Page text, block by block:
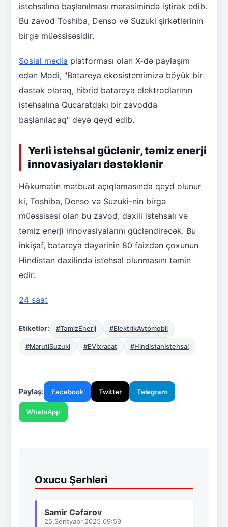
istehsalına başlanılması mərasimində iştirak edib.
Bu zavod Toshiba, Denso və Suzuki şirkətlərinin
birgə müəssisəsidir.
Sosial media platforması olan X-də paylaşım
edən Modi, "Batareya ekosistemimizə böyük bir
dəstək olaraq, hibrid batareya elektrodlarının
istehsalına Qucaratdakı bir zavodda
başlanılacaq" deyə qeyd edib.
Yerli istehsal güclənir, təmiz enerji
innovasiyaları dəstəklənir
Hökumətin mətbuat açıqlamasında qeyd olunur
ki, Toshiba, Denso və Suzuki-nin birgə
müəssisəsi olan bu zavod, daxili istehsalı və
təmiz enerji innovasiyalarını gücləndirəcək. Bu
inkişaf, batareya dəyərinin 80 faizdən çoxunun
Hindistan daxilində istehsal olunmasını təmin
edir.
24 saat
Etiketlər: #TəmizEnerji #ElektrikAvtomobil
#MarutiSuzuki #EVİxracat #Hindistanİstehsal
Paylaş: Facebook Twitter Telegram
WhatsApp
Oxucu Şərhləri
Samir Cəfərov
25.Sentyabr.2025 09:59